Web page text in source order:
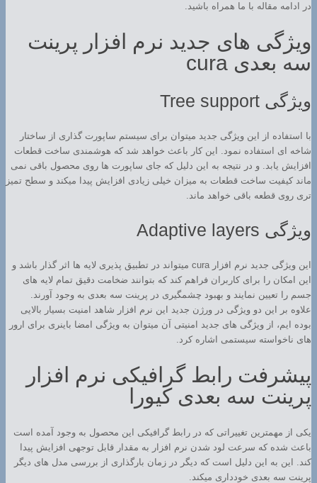
در ادامه مقاله با ما همراه باشید.
ویژگی های جدید نرم افزار پرینت
سه بعدی cura
ویژگی Tree support
با استفاده از این ویژگی جدید میتوان برای سیستم ساپورت گذاری از ساختار
شاخه ای استفاده نمود. این کار باعث خواهد شد که هوشمندی ساخت قطعات
افزایش یابد. و در نتیجه به این دلیل که جای ساپورت ها روی محصول باقی نمی
ماند کیفیت ساخت قطعات به میزان خیلی زیادی افزایش پیدا میکند و سطح تمیز
تری روی قطعه باقی خواهد ماند.
ویژگی Adaptive layers
این ویژگی جدید نرم افزار cura میتواند در تطبیق پذیری لایه ها اثر گذار باشد و
این امکان را برای کاربران فراهم کند که بتوانند ضخامت دقیق تمام لایه های
جسم را تعیین نمایند و بهبود چشمگیری در پرینت سه بعدی به وجود آورند.
علاوه بر این دو ویژگی در ورژن جدید این نرم افزار شاهد امنیت بسیار بالایی
بوده ایم، از ویژگی های جدید امنیتی آن میتوان به ویژگی امضا باینری برای ارور
های ناخواسته سیستمی اشاره کرد.
پیشرفت رابط گرافیکی نرم افزار
پرینت سه بعدی کیورا
یکی از مهمترین تغییراتی که در رابط گرافیکی این محصول به وجود آمده است
باعث شده که سرعت لود شدن نرم افزار به مقدار قابل توجهی افزایش پیدا
کند. این به این دلیل است که دیگر در زمان بارگذاری از بررسی مدل های دیگر
پرینت سه بعدی خودداری میکند.